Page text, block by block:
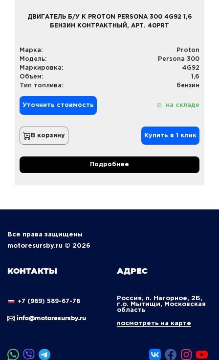
ДВИГАТЕЛЬ Б/У К PROTON PERSONA 300 4G92 1,6
БЕНЗИН КОНТРАКТНЫЙ, АРТ. 40PRT
Марка:
Proton
Модель:
Persona 300
Маркировка:
4G92
Объем:
1,6
Тип топлива:
бензин
Уточнить стоимость на складе
В корзину Купить в 1 клик
Подробнее
Все права защищены
motoresursby.ru © 2026
КОНТАКТЫ
+7 (989) 589-67-78
info@motoresursby.ru
АДРЕС
Россия, п. Нагорное, 2Б,
г.о. Мытищи, Московская
область
посмотреть на карте